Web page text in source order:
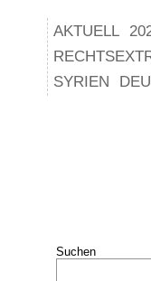
AKTUELL
SYRIEN
Suchen